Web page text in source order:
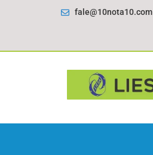
fale@10nota10.com